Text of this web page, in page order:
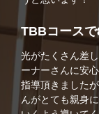
TBBコースで
光がたくさん差
ーナーさんに安
指導頂きました
んがとても親身